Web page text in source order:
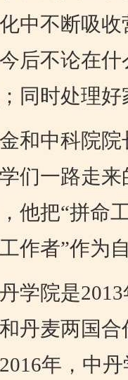
中不断吸
后不论在
同时处理
中科院院
们一路走
他把“拼命
作者”作为
院是2013
丹麦两国
年，中